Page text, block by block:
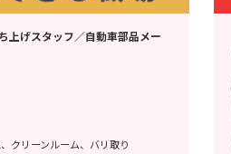
上げスタッフ／自動車部品メー
クリーンルーム、バリ取り